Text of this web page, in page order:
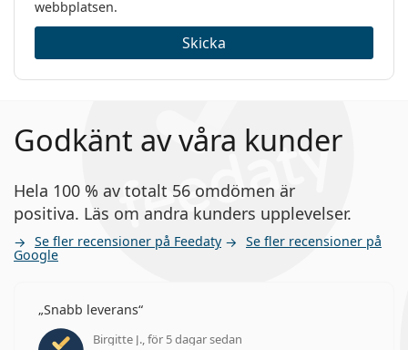
webbplatsen.
Skicka
Godkänt av våra kunder
Hela 100 % av totalt 56 omdömen är
positiva. Läs om andra kunders upplevelser.
Se fler recensioner på Feedaty Se fler recensioner på
Google
Snabb leverans
Birgitte J., för 5 dagar sedan